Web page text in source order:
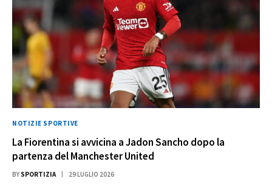
NOTIZIE SPORTIVE
La Fiorentina si avvicina a Jadon Sancho dopo la
partenza del Manchester United
BY SPORTIZIA 29 LUGLIO 2026